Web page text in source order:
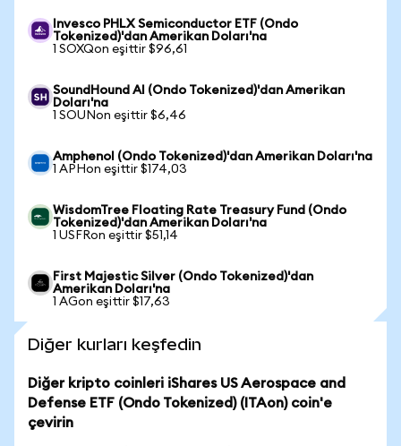
Invesco PHLX Semiconductor ETF (Ondo
Tokenized)'dan Amerikan Doları'na
1 SOXQon eşittir $96,61
SoundHound AI (Ondo Tokenized)'dan Amerikan
Doları'na
1 SOUNon eşittir $6,46
Amphenol (Ondo Tokenized)'dan Amerikan Doları'na
1 APHon eşittir $174,03
WisdomTree Floating Rate Treasury Fund (Ondo
Tokenized)'dan Amerikan Doları'na
1 USFRon eşittir $51,14
First Majestic Silver (Ondo Tokenized)'dan
Amerikan Doları'na
1 AGon eşittir $17,63
Diğer kurları keşfedin
Diğer kripto coinleri iShares US Aerospace and
Defense ETF (Ondo Tokenized) (ITAon) coin'e
çevirin